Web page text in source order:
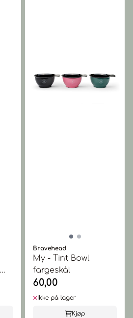
Bravehead
My - Tint Bowl
fargeskål
60,00
Ikke på lager
Kjøp